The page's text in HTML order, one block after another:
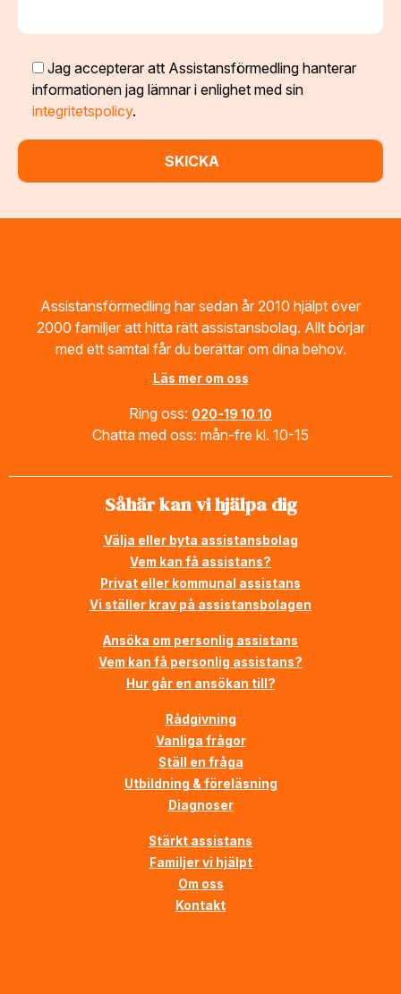
Jag accepterar att Assistansförmedling hanterar
informationen jag lämnar i enlighet med sin
integritetspolicy.
Assistansförmedling har sedan år 2010 hjälpt över
2000 familjer att hitta rätt assistansbolag. Allt börjar
med ett samtal får du berättar om dina behov.
Läs mer om oss
Ring oss: 020-19 10 10
Chatta med oss: mån-fre kl. 10-15
Såhär kan vi hjälpa dig
Välja eller byta assistansbolag
Vem kan få assistans?
Privat eller kommunal assistans
Vi ställer krav på assistansbolagen
Ansöka om personlig assistans
Vem kan få personlig assistans?
Hur går en ansökan till?
Rådgivning
Vanliga frågor
Ställ en fråga
Utbildning & föreläsning
Diagnoser
Stärkt assistans
Familjer vi hjälpt
Om oss
Kontakt